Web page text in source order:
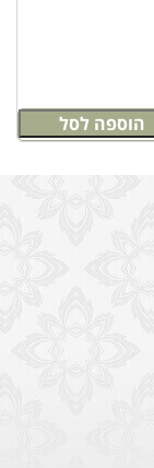
הוספה לסל